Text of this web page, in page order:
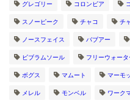
グレゴリー コロンビア
スノーピーク チャコ チ
ノースフェイス バブアー
ビブラムソール フリーウォータ
ボグス マムート マーモ
メレル モンベル ワーク